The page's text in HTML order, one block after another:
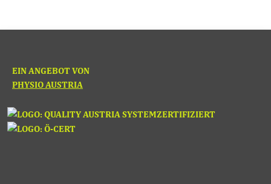
EIN ANGEBOT VON
PHYSIO AUSTRIA